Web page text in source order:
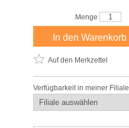
Menge
In den Warenkorb
Auf den Merkzettel
Verfügbarkeit in meiner Filiale